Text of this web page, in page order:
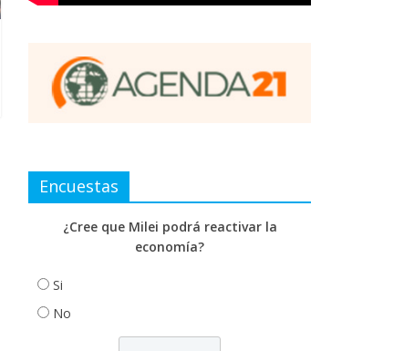
Encuestas
¿Cree que Milei podrá reactivar la
economía?
Si
No